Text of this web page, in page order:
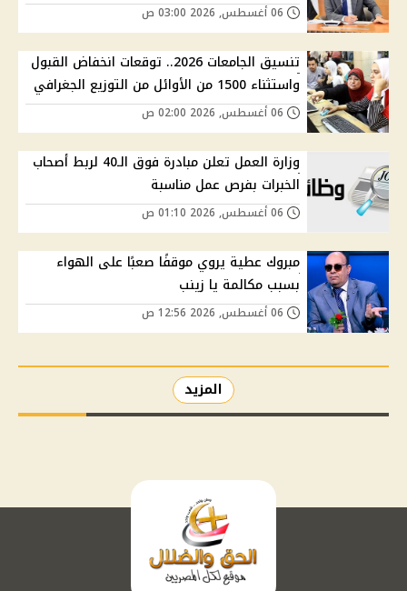
تنسيق الجامعات 2026.. توقعات انخفاض القبول
واستثناء 1500 من الأوائل من التوزيع الجغرافي
وزارة العمل تعلن مبادرة فوق الـ40 لربط أصحاب
الخبرات بفرص عمل مناسبة
مبروك عطية يروي موقفًا صعبًا على الهواء
بسبب مكالمة يا زينب
المزيد